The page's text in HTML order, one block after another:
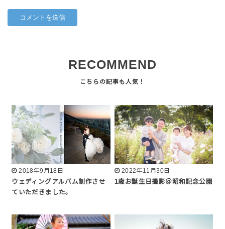
RECOMMEND
2018年9月18日
ウェディングアルバム制作させ
ていただきました。
2022年11月30日
1歳お誕生日撮影＠昭和記念公園